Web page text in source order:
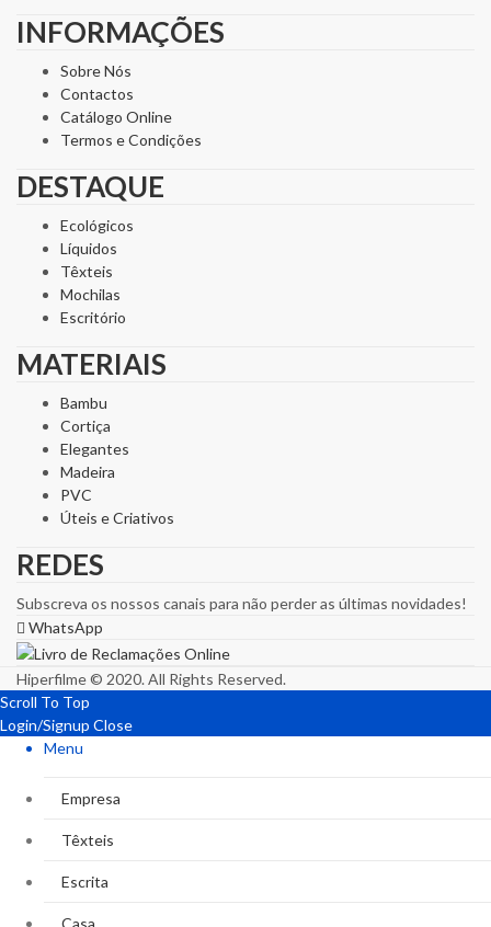
INFORMAÇÕES
Sobre Nós
Contactos
Catálogo Online
Termos e Condições
DESTAQUE
Ecológicos
Líquidos
Têxteis
Mochilas
Escritório
MATERIAIS
Bambu
Cortiça
Elegantes
Madeira
PVC
Úteis e Criativos
REDES
Subscreva os nossos canais para não perder as últimas novidades!
WhatsApp
Hiperfilme © 2020. All Rights Reserved.
Scroll To Top
Login/Signup Close
Menu
Empresa
Têxteis
Escrita
Casa